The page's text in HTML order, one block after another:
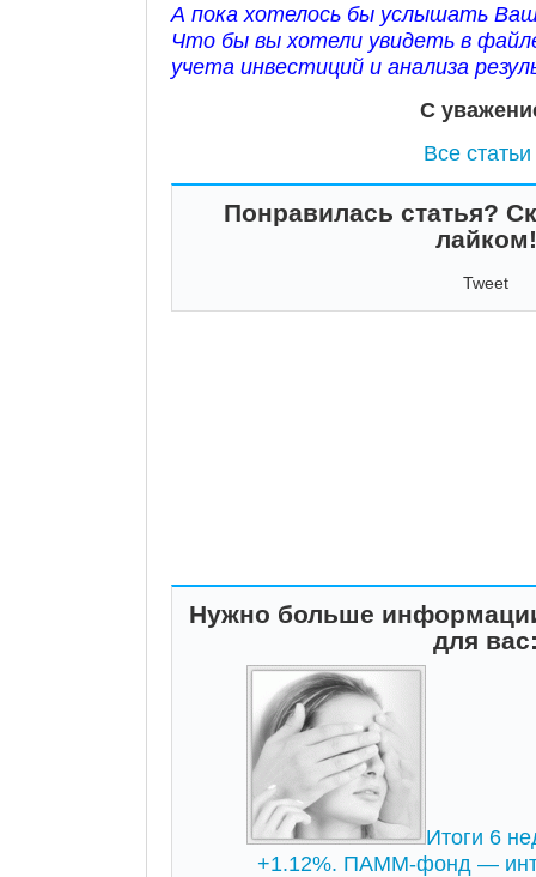
А пока хотелось бы услышать
Что бы вы хотели увидеть в
учета инвестиций и анализа
С
Все
Понравилась статья?
лайком!
Tweet
Нужно больше
для
Итоги 6
+1.12%. ПАММ-фонд —